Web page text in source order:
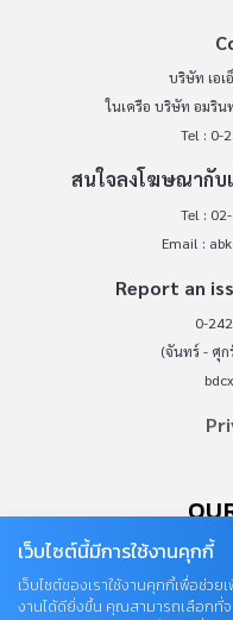
บริษัท เอเ
ในเครือ บริษัท อมริน
Tel : 0-
สนใจลงโฆษณากับ
Tel :
Email :
Report an
0-
(จันทร์ - ศุก
เว็บไซต์นี้มีการใช้งานคุกกี้
เว็บไซต์ของเราใช้งานคุกกี้เพื่อช่ว
งานได้ดียิ่งขึ้น คุณสามารถเลือกที่